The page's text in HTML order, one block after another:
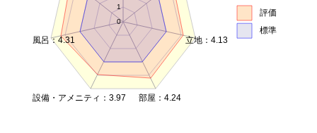
0
1
立地：4.13
部屋：4.24
設備・アメニティ：3.97
風呂：4.31
評価
標準